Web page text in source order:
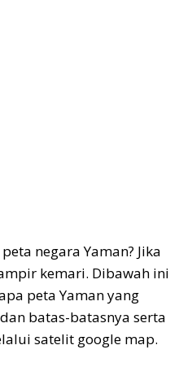
negara Yaman? Jika
kemari. Dibawah ini
peta Yaman yang
batas-batasnya serta
satelit google map.